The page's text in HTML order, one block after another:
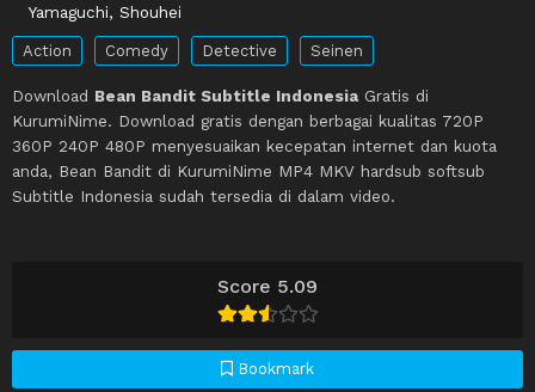
Score 5.09
Bookmark
Yamaguchi, Shouhei
Action Comedy Detective Seinen
Download Bean Bandit Subtitle Indonesia Gratis di
KurumiNime. Download gratis dengan berbagai kualitas 720P
360P 240P 480P menyesuaikan kecepatan internet dan kuota
anda, Bean Bandit di KurumiNime MP4 MKV hardsub softsub
Subtitle Indonesia sudah tersedia di dalam video.